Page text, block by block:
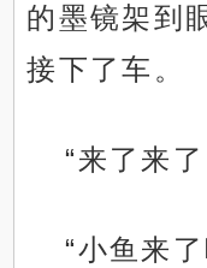
的墨镜架到
接下了车。
“来了来了
“小鱼来